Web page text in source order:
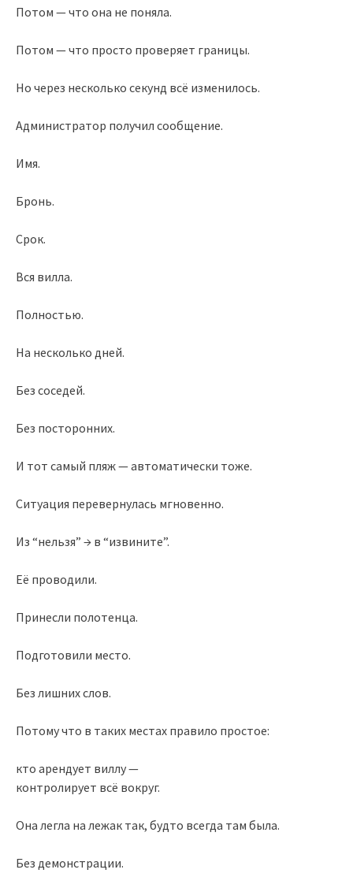
Потом — что она не поняла.
Потом — что просто проверяет границы.
Но через несколько секунд всё изменилось.
Администратор получил сообщение.
Имя.
Бронь.
Срок.
Вся вилла.
Полностью.
На несколько дней.
Без соседей.
Без посторонних.
И тот самый пляж — автоматически тоже.
Ситуация перевернулась мгновенно.
Из “нельзя” → в “извините”.
Её проводили.
Принесли полотенца.
Подготовили место.
Без лишних слов.
Потому что в таких местах правило простое:
кто арендует виллу —
контролирует всё вокруг.
Она легла на лежак так, будто всегда там была.
Без демонстрации.